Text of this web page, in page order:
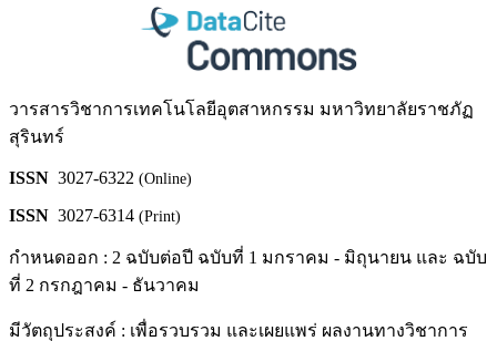
วารสารวิชาการเทคโนโลยีอุตสาหกรรม มหาวิทยาลัยราชภัฏ
สุรินทร์
ISSN 3027-6322 (Online)
ISSN 3027-6314 (Print)
กำหนดออก : 2 ฉบับต่อปี ฉบับที่ 1 มกราคม - มิถุนายน และ ฉบับ
ที่ 2 กรกฎาคม - ธันวาคม
มีวัตถุประสงค์ : เพื่อรวบรวม และเผยแพร่ ผลงานทางวิชาการ